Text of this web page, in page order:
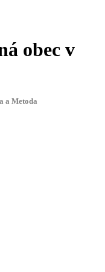
obec v
a Metoda